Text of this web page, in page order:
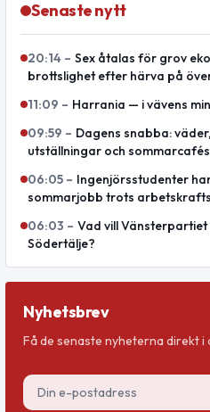
Senaste nytt
20:14 – Sex åtalas för grov
brottslighet efter härva på över
11:09 – Harrania — i vävens
09:59 – Dagens snabba: väder,
utställningar och
06:05 – Ingenjörsstudenter
sommarjobb trots
06:03 – Vad vill Vänsterpartiet
Södertälje?
Nyhetsbrev
Få de senaste nyheterna direkt i